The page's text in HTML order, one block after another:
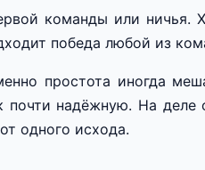
команды или ничья.
победа любой из
простота иногда
почти надёжную. На деле
одного исхода.